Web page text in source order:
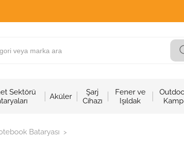
Sektörü
Aküler
Şarj
Cihazı
Fener ve
Işıldak
Kamp
Bataryası >